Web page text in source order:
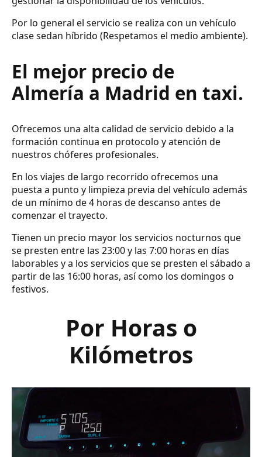
Por lo general el servicio se realiza con un vehículo
clase sedan híbrido (Respetamos el medio ambiente).
El mejor precio de
Almería a Madrid en taxi.
Ofrecemos una alta calidad de servicio debido a la
formación continua en protocolo y atención de
nuestros chóferes profesionales.
En los viajes de largo recorrido ofrecemos una
puesta a punto y limpieza previa del vehículo además
de un mínimo de 4 horas de descanso antes de
comenzar el trayecto.
Tienen un precio mayor los servicios nocturnos que
se presten entre las 23:00 y las 7:00 horas en días
laborables y a los servicios que se presten el sábado a
partir de las 16:00 horas, así como los domingos o
festivos.
Por Horas o
Kilómetros